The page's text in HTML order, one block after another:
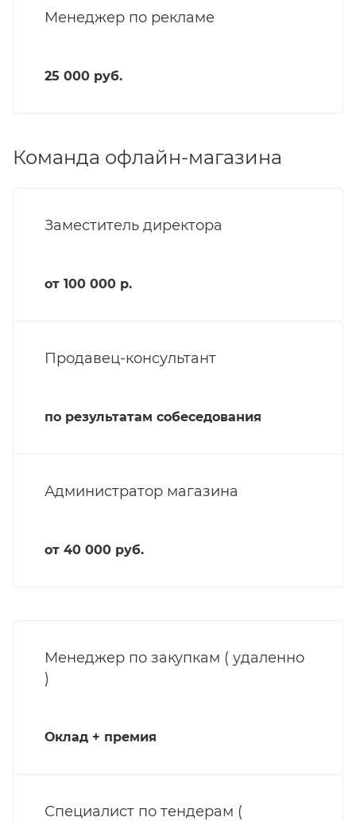
Менеджер по рекламе
25 000 руб.
Команда офлайн-магазина
Заместитель директора
от 100 000 р.
Продавец-консультант
по результатам собеседования
Администратор магазина
от 40 000 руб.
Менеджер по закупкам ( удаленно
)
Оклад + премия
Специалист по тендерам (